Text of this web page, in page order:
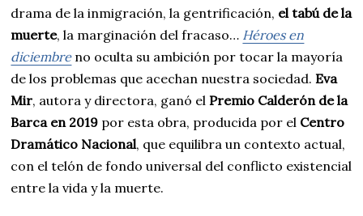
drama de la inmigración, la gentrificación, el tabú de la
muerte, la marginación del fracaso… Héroes en
diciembreno oculta su ambición por tocar la mayoría
de los problemas que acechan nuestra sociedad. Eva
Mir, autora y directora, ganó el Premio Calderón de la
Barca en 2019 por esta obra, producida por el Centro
Dramático Nacional, que equilibra un contexto actual,
con el telón de fondo universal del conflicto existencial
entre la vida y la muerte.